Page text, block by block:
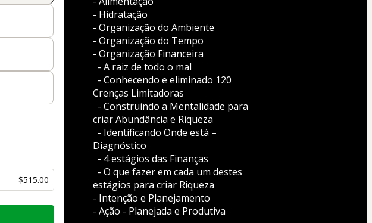
$515.00
- Hidratação
- Organização do Ambiente
- Organização do Tempo
- Organização Financeira
- A raiz de todo o mal
- Conhecendo e eliminado 120
Crenças Limitadoras
- Construindo a Mentalidade para
criar Abundância e Riqueza
- Identificando Onde está –
Diagnóstico
- 4 estágios das Finanças
- O que fazer em cada um destes
estágios para criar Riqueza
- Intenção e Planejamento
- Ação - Planejada e Produtiva